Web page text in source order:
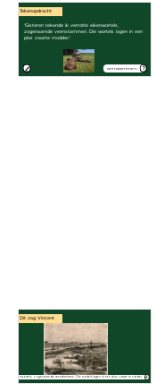
'Gisteren tekende ik verrotte eikenwortels,
zogenaamde veenstammen. Die wortels lagen in een
plas zwarte modder.'
Tekenopdracht
veenstammen...
verrotte eikenwortels, zogenaamde veenstammen. Die wortels lagen in een plas zwarte modder.'
Dit zag Vincent